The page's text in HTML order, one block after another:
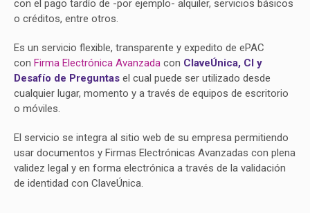
con el pago tardío de -por ejemplo- alquiler, servicios básicos
o créditos, entre otros.
Es un servicio flexible, transparente y expedito de ePAC
con Firma Electrónica Avanzada con ClaveÚnica, CI y
Desafío de Preguntas el cual puede ser utilizado desde
cualquier lugar, momento y a través de equipos de escritorio
o móviles.
El servicio se integra al sitio web de su empresa permitiendo
usar documentos y Firmas Electrónicas Avanzadas con plena
validez legal y en forma electrónica a través de la validación
de identidad con ClaveÚnica.